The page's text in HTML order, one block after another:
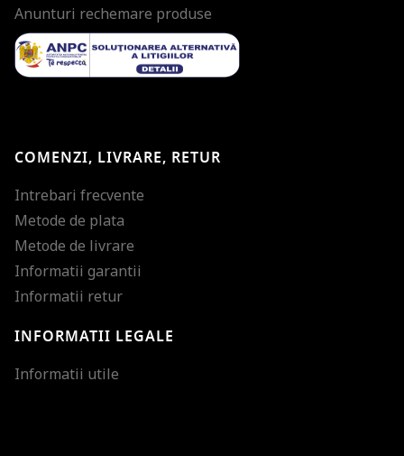
Anunturi rechemare produse
COMENZI, LIVRARE, RETUR
Intrebari frecvente
Metode de plata
Metode de livrare
Informatii garantii
Informatii retur
INFORMATII LEGALE
Informatii utile